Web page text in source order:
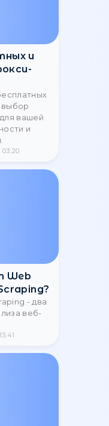
виключно
і як його
у SEO
проміжний
як
і
та маскує
IP-адресу.
2025 13:13